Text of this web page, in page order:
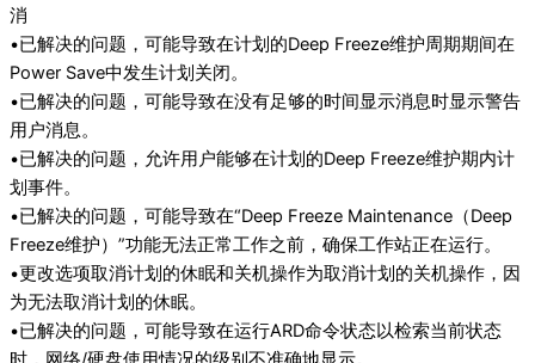
消
•已解决的问题，可能导致在计划的Deep Freeze维护周期期间在
Power Save中发生计划关闭。
•已解决的问题，可能导致在没有足够的时间显示消息时显示警告
用户消息。
•已解决的问题，允许用户能够在计划的Deep Freeze维护期内计
划事件。
•已解决的问题，可能导致在“Deep Freeze Maintenance（Deep
Freeze维护）”功能无法正常工作之前，确保工作站正在运行。
•更改选项取消计划的休眠和关机操作为取消计划的关机操作，因
为无法取消计划的休眠。
•已解决的问题，可能导致在运行ARD命令状态以检索当前状态